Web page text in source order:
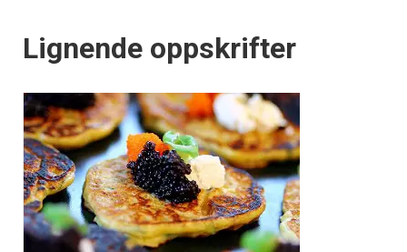
Lignende oppskrifter